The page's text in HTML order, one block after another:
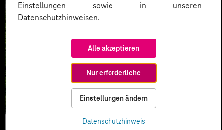
Einstellungen sowie in unseren
Datenschutzhinweisen.
Alle akzeptieren
Nur erforderliche
Einstellungen ändern
Datenschutzhinweis